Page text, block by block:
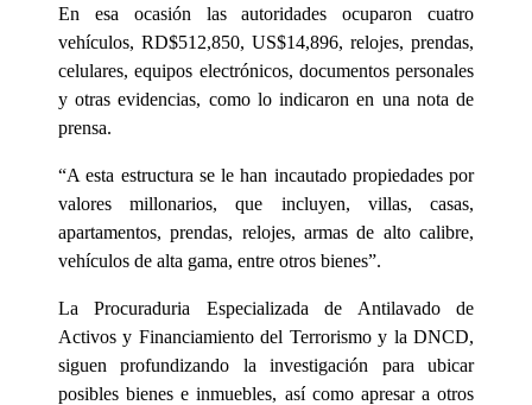
En esa ocasión las autoridades ocuparon cuatro
vehículos, RD$512,850, US$14,896, relojes, prendas,
celulares, equipos electrónicos, documentos personales
y otras evidencias, como lo indicaron en una nota de
prensa.
“A esta estructura se le han incautado propiedades por
valores millonarios, que incluyen, villas, casas,
apartamentos, prendas, relojes, armas de alto calibre,
vehículos de alta gama, entre otros bienes”.
La Procuraduria Especializada de Antilavado de
Activos y Financiamiento del Terrorismo y la DNCD,
siguen profundizando la investigación para ubicar
posibles bienes e inmuebles, así como apresar a otros